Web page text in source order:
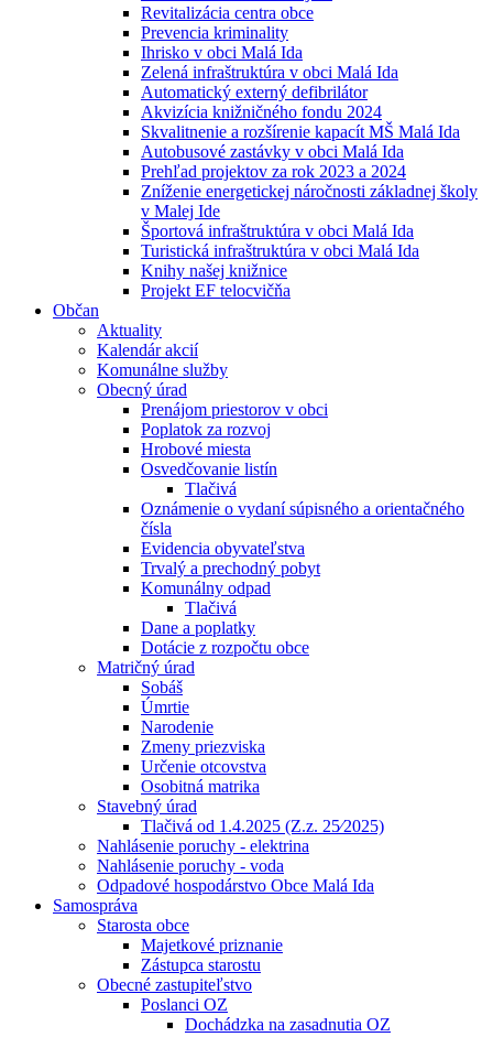
Revitalizácia centra obce
Prevencia kriminality
Ihrisko v obci Malá Ida
Zelená infraštruktúra v obci Malá Ida
Automatický externý defibrilátor
Akvizícia knižničného fondu 2024
Skvalitnenie a rozšírenie kapacít MŠ Malá Ida
Autobusové zastávky v obci Malá Ida
Prehľad projektov za rok 2023 a 2024
Zníženie energetickej náročnosti základnej školy
v Malej Ide
Športová infraštruktúra v obci Malá Ida
Turistická infraštruktúra v obci Malá Ida
Knihy našej knižnice
Projekt EF telocvičňa
Občan
Aktuality
Kalendár akcií
Komunálne služby
Obecný úrad
Prenájom priestorov v obci
Poplatok za rozvoj
Hrobové miesta
Osvedčovanie listín
Tlačivá
Oznámenie o vydaní súpisného a orientačného
čísla
Evidencia obyvateľstva
Trvalý a prechodný pobyt
Komunálny odpad
Tlačivá
Dane a poplatky
Dotácie z rozpočtu obce
Matričný úrad
Sobáš
Úmrtie
Narodenie
Zmeny priezviska
Určenie otcovstva
Osobitná matrika
Stavebný úrad
Tlačivá od 1.4.2025 (Z.z. 25⁄2025)
Nahlásenie poruchy - elektrina
Nahlásenie poruchy - voda
Odpadové hospodárstvo Obce Malá Ida
Samospráva
Starosta obce
Majetkové priznanie
Zástupca starostu
Obecné zastupiteľstvo
Poslanci OZ
Dochádzka na zasadnutia OZ